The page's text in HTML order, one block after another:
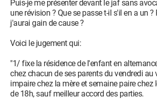
Puis-je me présenter devant le jaf sans
une révision ? Que se passe t-il s'il en a un ?
j'aurai gain de cause ?
Voici le jugement qui:
"1/ fixe la résidence de l'enfant en
chez chacun de ses parents du vendredi au
impaire chez la mère et semaine paire chez
de 18h, sauf meilleur accord des parties.